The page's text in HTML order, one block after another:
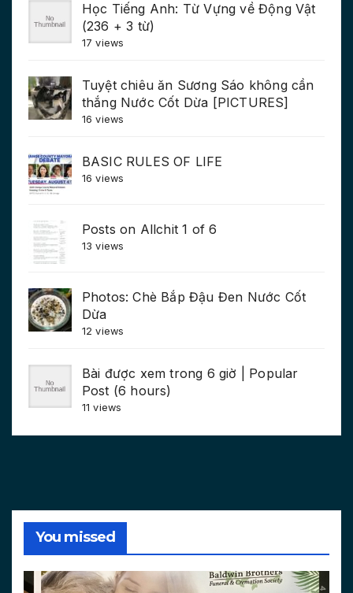
Học Tiếng Anh: Từ Vựng về Động Vật
(236 + 3 từ)
17 views
Tuyệt chiêu ăn Sương Sáo không cần
thắng Nước Cốt Dừa [PICTURES]
16 views
BASIC RULES OF LIFE
16 views
Posts on Allchit 1 of 6
13 views
Photos: Chè Bắp Đậu Đen Nước Cốt
Dừa
12 views
Bài được xem trong 6 giờ | Popular
Post (6 hours)
11 views
You missed